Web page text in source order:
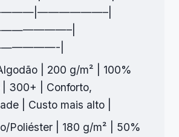
|
| 200 g/m² | 100%
| 300+ | Conforto,
| Custo mais alto |
Poliéster | 180 g/m² | 50%